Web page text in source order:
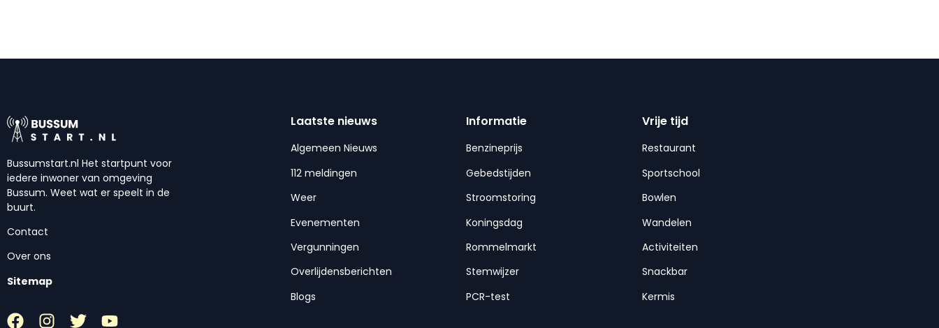
Bussumstart.nl Het startpunt voor
iedere inwoner van omgeving
Bussum. Weet wat er speelt in de
buurt.
Contact
Over ons
Sitemap
Laatste nieuws
Algemeen Nieuws
112 meldingen
Weer
Evenementen
Vergunningen
Overlijdensberichten
Blogs
Informatie
Benzineprijs
Gebedstijden
Stroomstoring
Koningsdag
Rommelmarkt
Stemwijzer
PCR-test
Vrije tijd
Restaurant
Sportschool
Bowlen
Wandelen
Activiteiten
Snackbar
Kermis